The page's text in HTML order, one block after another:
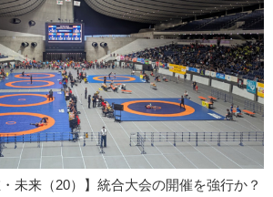
未来（20）】統合大会の開催を強行か？